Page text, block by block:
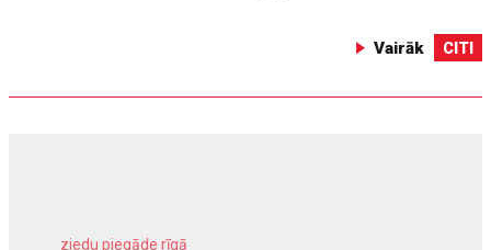
Vairāk CITI
ziedu piegāde rīgā